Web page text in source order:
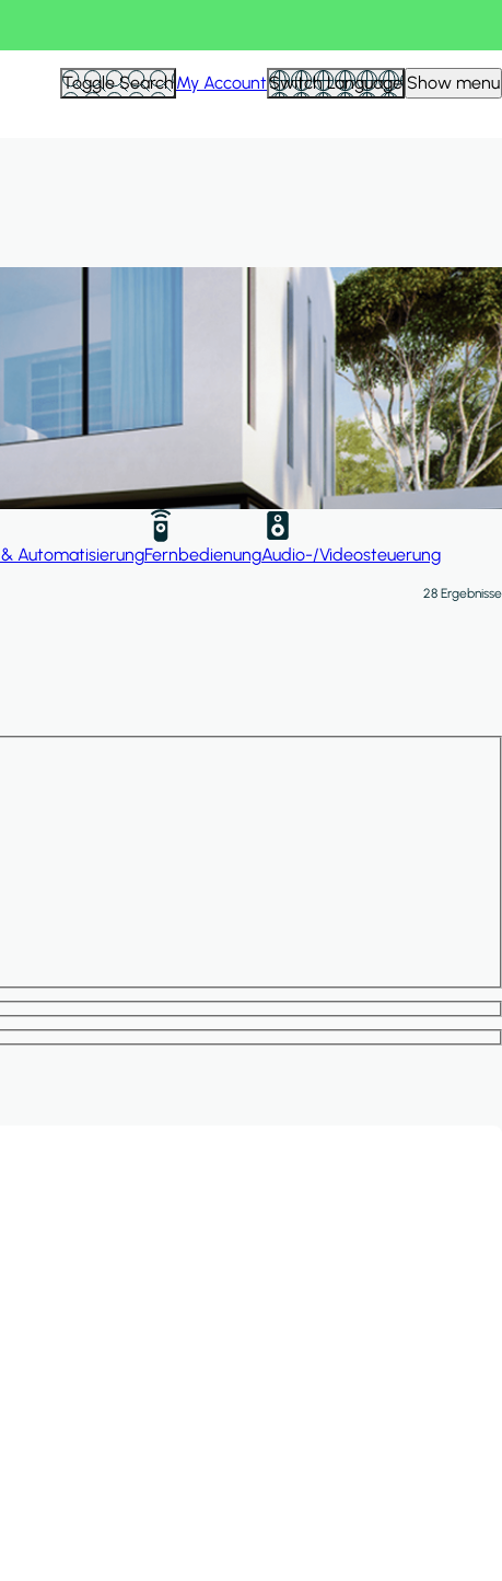
Toggle SearchMy AccountSwitch Language Show menu
AutomatisierungFernbedienungAudio-/Videosteuerung
28 Ergebnisse